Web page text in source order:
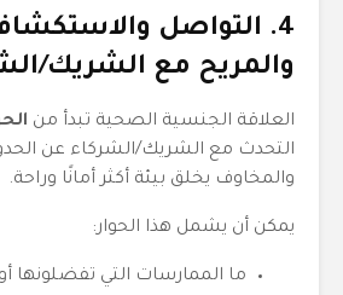
4. التواصل
والمريح مع الشريك/
العلاقة الجنسية الصحية تبدأ من
التحدث مع الشريك/الشركاء عن
والمخاوف يخلق بيئة أكثر أمانًا وراحة.
يمكن أن يشمل هذا الحوار:
ما الممارسات التي تفضلونها